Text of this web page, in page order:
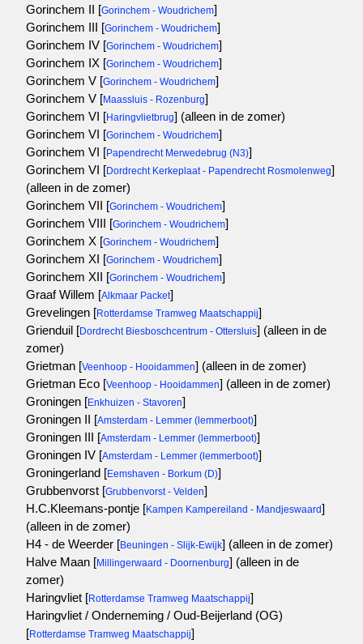
Gorinchem II [Gorinchem - Woudrichem]
Gorinchem III [Gorinchem - Woudrichem]
Gorinchem IV [Gorinchem - Woudrichem]
Gorinchem IX [Gorinchem - Woudrichem]
Gorinchem V [Gorinchem - Woudrichem]
Gorinchem V [Maassluis - Rozenburg]
Gorinchem VI [Haringvlietbrug] (alleen in de zomer)
Gorinchem VI [Gorinchem - Woudrichem]
Gorinchem VI [Papendrecht Merwedebrug (N3)]
Gorinchem VI [Dordrecht Kerkeplaat - Papendrecht Rosmolenweg]
(alleen in de zomer)
Gorinchem VII [Gorinchem - Woudrichem]
Gorinchem VIII [Gorinchem - Woudrichem]
Gorinchem X [Gorinchem - Woudrichem]
Gorinchem XI [Gorinchem - Woudrichem]
Gorinchem XII [Gorinchem - Woudrichem]
Graaf Willem [Alkmaar Packet]
Grevelingen [Rotterdamse Tramweg Maatschappij]
Grienduil [Dordrecht Biesboschcentrum - Ottersluis] (alleen in de
zomer)
Grietman [Veenhoop - Hooidammen] (alleen in de zomer)
Grietman Eco [Veenhoop - Hooidammen] (alleen in de zomer)
Groningen [Enkhuizen - Stavoren]
Groningen II [Amsterdam - Lemmer (lemmerboot)]
Groningen III [Amsterdam - Lemmer (lemmerboot)]
Groningen IV [Amsterdam - Lemmer (lemmerboot)]
Groningerland [Eemshaven - Borkum (D)]
Grubbenvorst [Grubbenvorst - Velden]
H.C.Kleemans-pontje [Kampen Kampereiland - Mandjeswaard]
(alleen in de zomer)
H4 - de Weerder [Beuningen - Slijk-Ewijk] (alleen in de zomer)
Halve Maan [Millingerwaard - Doornenburg] (alleen in de
zomer)
Haringvliet [Rotterdamse Tramweg Maatschappij]
Haringvliet / Onderneming / Oud-Beijerland (OG)
[Rotterdamse Tramweg Maatschappij]